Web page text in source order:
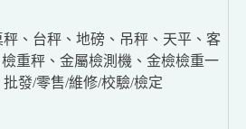
、台秤、地磅、吊秤、天平、客
重秤、金屬檢測機、金檢檢重一
發/零售/維修/校驗/檢定